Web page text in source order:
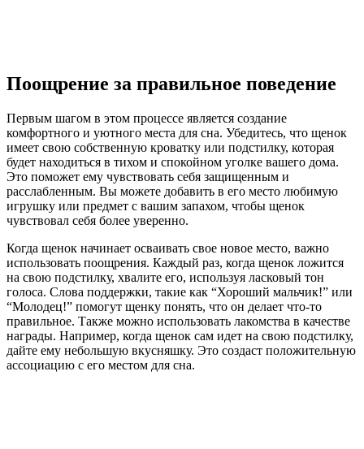
Поощрение за правильное поведение
Первым шагом в этом процессе является создание
комфортного и уютного места для сна. Убедитесь, что щенок
имеет свою собственную кроватку или подстилку, которая
будет находиться в тихом и спокойном уголке вашего дома.
Это поможет ему чувствовать себя защищенным и
расслабленным. Вы можете добавить в его место любимую
игрушку или предмет с вашим запахом, чтобы щенок
чувствовал себя более уверенно.
Когда щенок начинает осваивать свое новое место, важно
использовать поощрения. Каждый раз, когда щенок ложится
на свою подстилку, хвалите его, используя ласковый тон
голоса. Слова поддержки, такие как “Хороший мальчик!” или
“Молодец!” помогут щенку понять, что он делает что-то
правильное. Также можно использовать лакомства в качестве
награды. Например, когда щенок сам идет на свою подстилку,
дайте ему небольшую вкусняшку. Это создаст положительную
ассоциацию с его местом для сна.